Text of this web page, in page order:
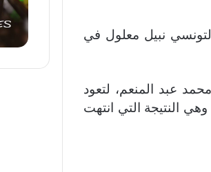
نبيل معلول في
44 برأسيه من توقيع محمد عبد المنعم، لتعود
أهداف مقابل هدفين، وهي النتيجة التي انتهت